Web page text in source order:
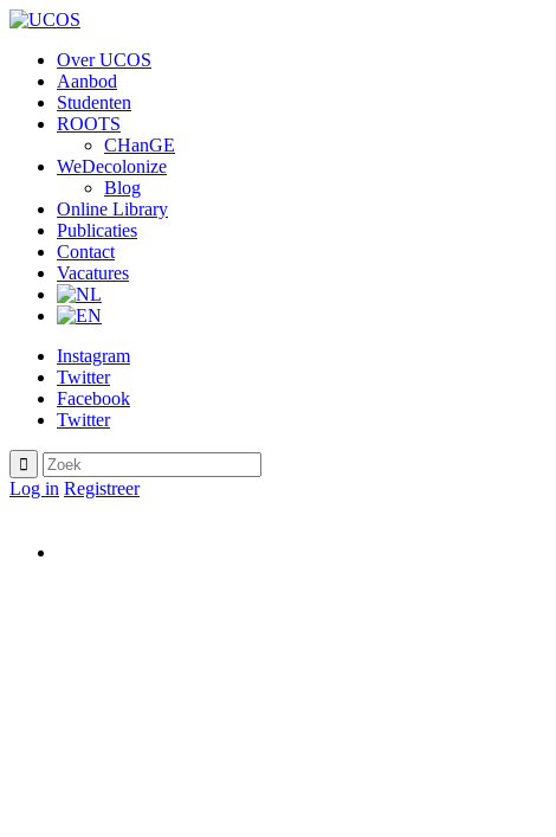
Over UCOS
Aanbod
Studenten
ROOTS
CHanGE
WeDecolonize
Blog
Online Library
Publicaties
Contact
Vacatures
Instagram
Twitter
Facebook
Twitter
Log in Registreer